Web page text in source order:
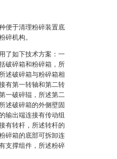
便于清理粉碎装置底
碎机构。
了如下技术方案：一
破碎箱和粉碎箱，所
述破碎箱与粉碎箱相
有第一转轴和第二转
一破碎辊，所述第二
述破碎箱的外侧壁固
输出端连接有传动组
有转杆，所述转杆的
碎箱的底部可拆卸连
支撑组件，所述粉碎